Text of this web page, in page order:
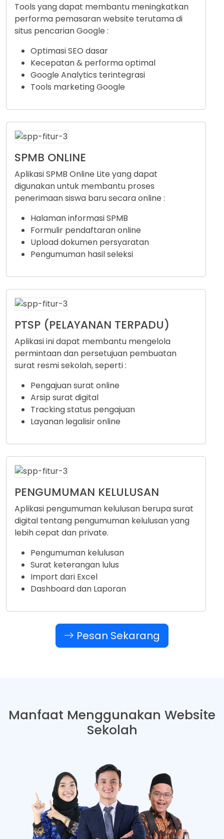
Tools yang dapat membantu meningkatkan
performa pemasaran website terutama di
situs pencarian Google :
Optimasi SEO dasar
Kecepatan & performa optimal
Google Analytics terintegrasi
Tools marketing Google
SPMB ONLINE
Aplikasi SPMB Online Lite yang dapat
digunakan untuk membantu proses
penerimaan siswa baru secara online :
Halaman informasi SPMB
Formulir pendaftaran online
Upload dokumen persyaratan
Pengumuman hasil seleksi
PTSP (PELAYANAN TERPADU)
Aplikasi ini dapat membantu mengelola
permintaan dan persetujuan pembuatan
surat resmi sekolah, seperti :
Pengajuan surat online
Arsip surat digital
Tracking status pengajuan
Layanan legalisir online
PENGUMUMAN KELULUSAN
Aplikasi pengumuman kelulusan berupa surat
digital tentang pengumuman kelulusan yang
lebih cepat dan private.
Pengumuman kelulusan
Surat keterangan lulus
Import dari Excel
Dashboard dan Laporan
Pesan Sekarang
Manfaat Menggunakan Website
Sekolah